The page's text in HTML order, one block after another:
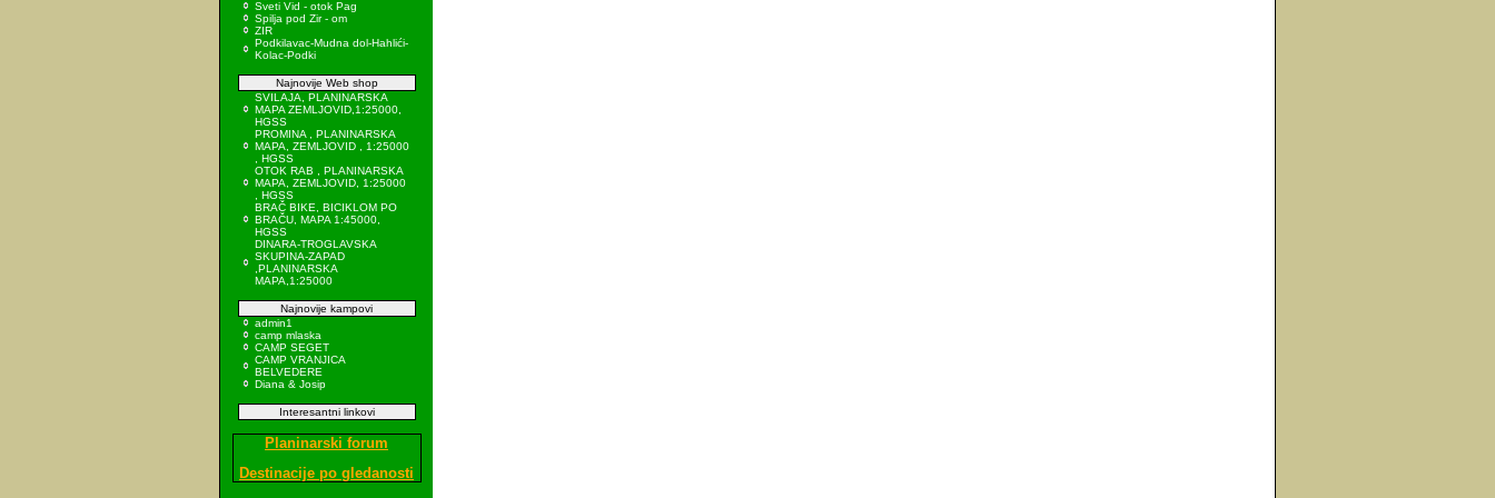
Sveti Vid - otok Pag
Spilja pod Zir - om
ZIR
Podkilavac-Mudna dol-Hahlići-
Kolac-Podki
Najnovije Web shop
SVILAJA, PLANINARSKA
MAPA ZEMLJOVID,1:25000,
HGSS
PROMINA , PLANINARSKA
MAPA, ZEMLJOVID , 1:25000
, HGSS
OTOK RAB , PLANINARSKA
MAPA, ZEMLJOVID, 1:25000
, HGSS
BRAČ BIKE, BICIKLOM PO
BRAČU, MAPA 1:45000,
HGSS
DINARA-TROGLAVSKA
SKUPINA-ZAPAD
,PLANINARSKA
MAPA,1:25000
Najnovije kampovi
admin1
camp mlaska
CAMP SEGET
CAMP VRANJICA
BELVEDERE
Diana & Josip
Interesantni linkovi
Planinarski forum
Destinacije po gledanosti